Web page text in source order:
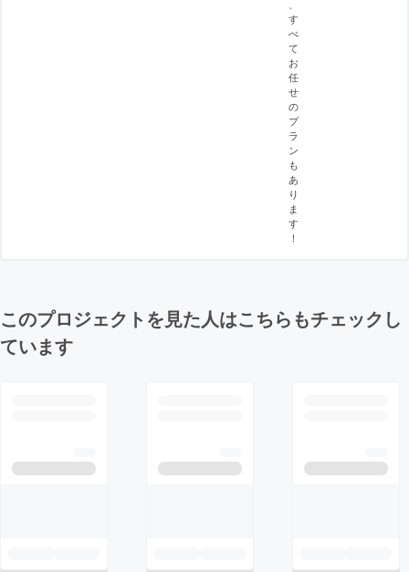
す
べ
て
お
任
せ
の
プ
ラ
ン
も
あ
り
ま
す
！
このプロジェクトを見た人はこちらもチェックし
ています